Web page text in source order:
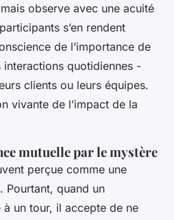
observe avec une acuité
s’en rendent
de l’importance de
interactions quotidiennes -
clients ou leurs équipes.
vivante de l’impact de la
mutuelle par le mystère
perçue comme une
Pourtant, quand un
un tour, il accepte de ne